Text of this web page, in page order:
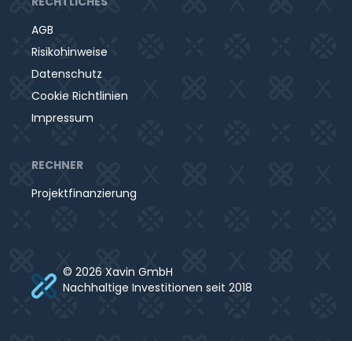
AGB
Risikohinweise
Datenschutz
Cookie Richtlinien
Impressum
RECHNER
Projektfinanzierung
© 2026 Xavin GmbH
Nachhaltige Investitionen seit 2018